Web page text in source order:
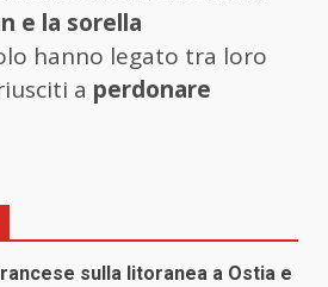
e la sorella
hanno legato tra loro
a perdonare
sulla litoranea a Ostia e